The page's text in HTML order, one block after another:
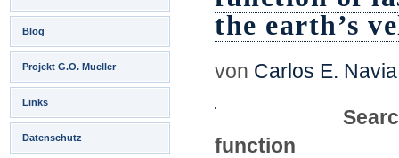
Blog
Projekt G.O. Mueller
Links
Datenschutz
the earth’s
von Carlos E. Navia
function